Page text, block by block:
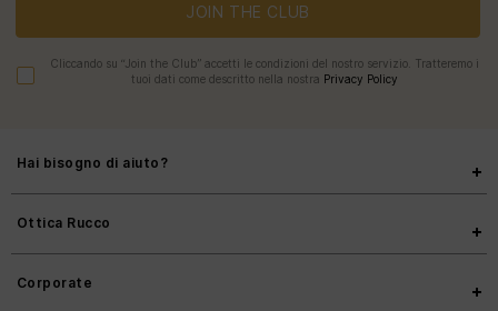
JOIN THE CLUB
Cliccando su “Join the Club” accetti le condizioni del nostro servizio. Tratteremo i
tuoi dati come descritto nella nostra Privacy Policy
Hai bisogno di aiuto?
Ottica Rucco
Corporate